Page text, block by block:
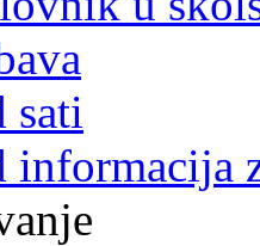
sati
informacija